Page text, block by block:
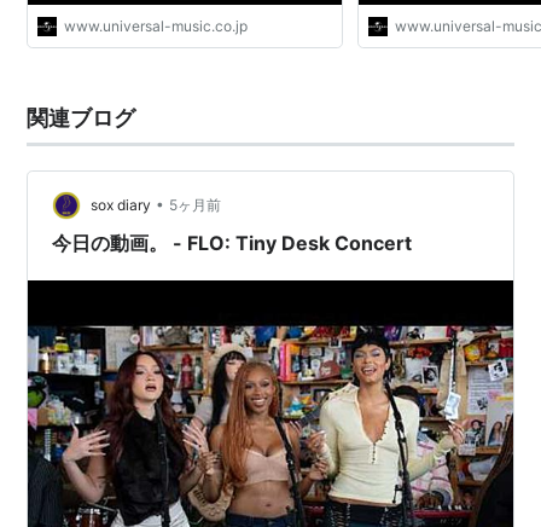
www.universal-music.co.jp www.universal-
関連ブログ
sox diary • 5ヶ月前
今日の動画。 - FLO: Tiny Desk Concert